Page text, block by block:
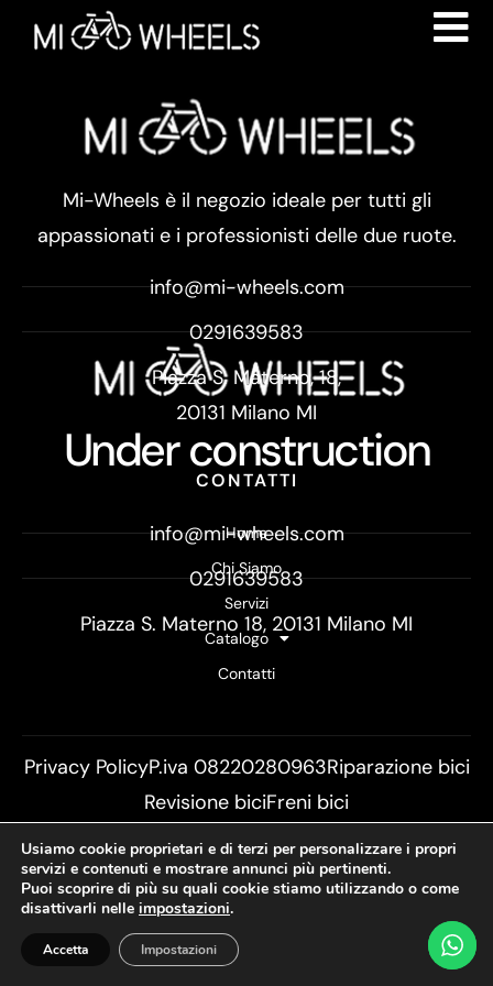
Under construction
info@mi-wheels.com
0291639583
Piazza S. Materno 18, 20131 Milano MI
Mi-Wheels è il negozio ideale per tutti gli
appassionati e i professionisti delle due ruote.
info@mi-wheels.com
0291639583
Piazza S. Materno, 18,
20131 Milano MI
CONTATTI
Home
Chi Siamo
Servizi
Catalogo
Contatti
Privacy PolicyP.iva 08220280963Riparazione bici
Revisione biciFreni bici
Sostituzione copertone bici
Pulizia telaio bici
Usiamo cookie proprietari e di terzi per personalizzare i propri
servizi e contenuti e mostrare annunci più pertinenti.
Puoi scoprire di più su quali cookie stiamo utilizzando o come
disattivarli nelle impostazioni.
Accetta Impostazioni